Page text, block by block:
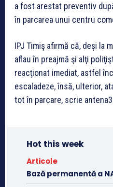
a fost arestat preventiv
în parcarea unui centru
IPJ Timiş afirmă că, deşi la
aflau în preajmă şi alţi
reacţionat imediat, astfel
escaladeze, însă, ulterior,
tot în parcare, scrie
Hot this week
Articole
Bază permanentă a